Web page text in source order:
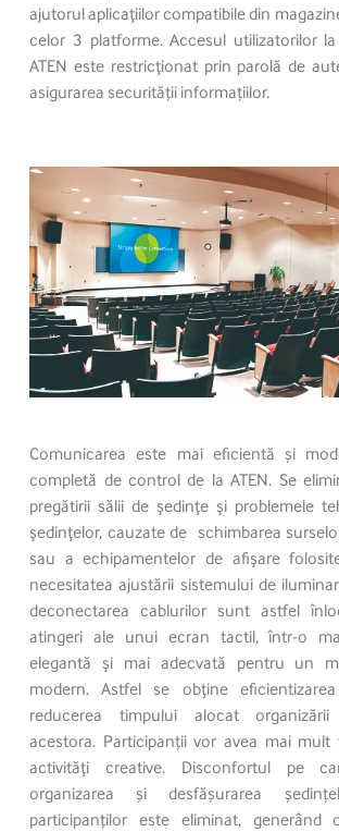
ajutorul aplicaţiilor compatibile din
celor 3 platforme. Accesul utilizatorilor
ATEN este restricţionat prin parolă de
asigurarea securității informațiilor.
Comunicarea este mai eficientă și
completă de control de la ATEN. Se
pregătirii sălii de şedinţe şi problemele
şedinţelor, cauzate de schimbarea
sau a echipamentelor de afişare
necesitatea ajustării sistemului de
deconectarea cablurilor sunt astfel
atingeri ale unui ecran tactil, într-o
elegantă şi mai adecvată pentru un
modern. Astfel se obţine
reducerea timpului alocat
acestora. Participanții vor avea mai
activităţi creative. Disconfortul pe
organizarea și desfășurarea
participanților este eliminat, generând